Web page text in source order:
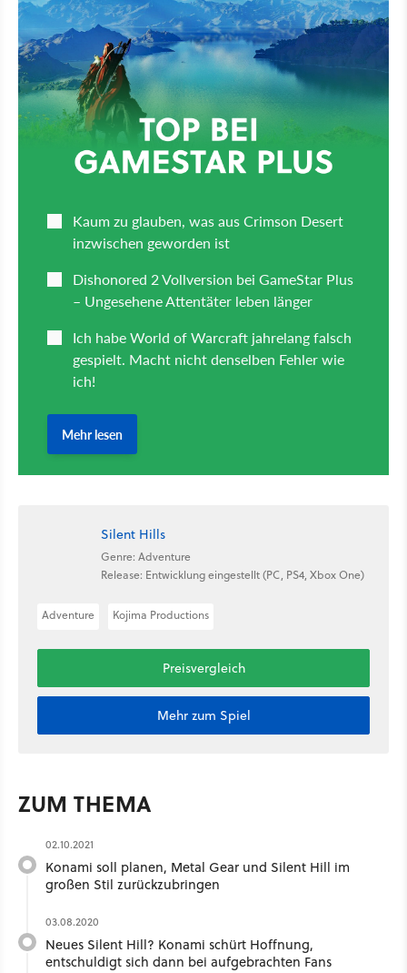
Silent Hills
Genre: Adventure
Release: Entwicklung eingestellt (PC, PS4, Xbox One)
Adventure Kojima Productions
Preisvergleich
Mehr zum Spiel
ZUM THEMA
02.10.2021
Konami soll planen, Metal Gear und Silent Hill im
großen Stil zurückzubringen
03.08.2020
Neues Silent Hill? Konami schürt Hoffnung,
entschuldigt sich dann bei aufgebrachten Fans